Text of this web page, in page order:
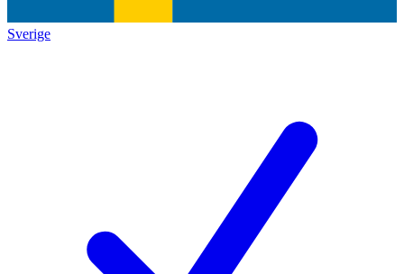
Sverige